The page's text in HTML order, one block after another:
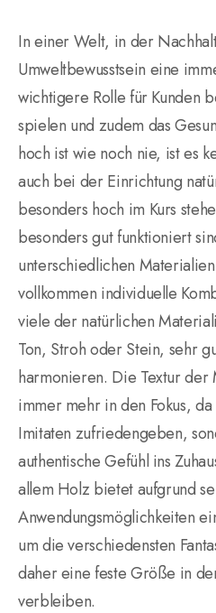
In einer Welt, in der
Umweltbewusstsein eine
wichtigere Rolle für Kunden
spielen und zudem das
hoch ist wie noch nie, ist es
auch bei der Einrichtung
besonders hoch im Kurs
besonders gut funktioniert
unterschiedlichen
vollkommen individuelle
viele der natürlichen
Ton, Stroh oder Stein, sehr
harmonieren. Die Textur der
immer mehr in den Fokus,
Imitaten zufriedengeben,
authentische Gefühl ins
allem Holz bietet aufgrund
Anwendungsmöglichkeiten
um die verschiedensten
daher eine feste Größe in
verbleiben.